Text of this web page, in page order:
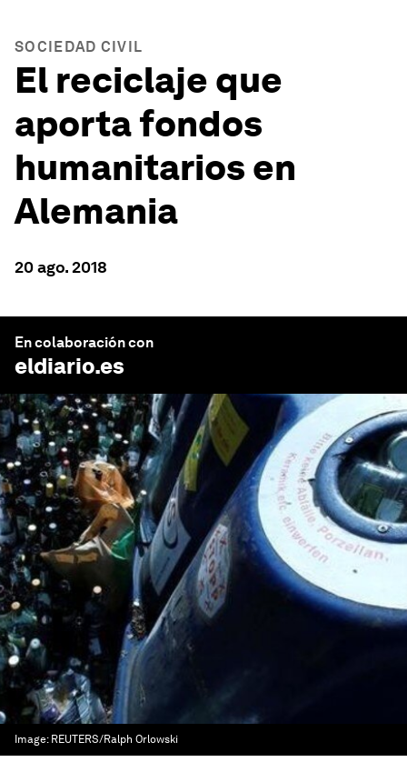
SOCIEDAD CIVIL
El reciclaje que
aporta fondos
humanitarios en
Alemania
20 ago. 2018
En colaboración con
eldiario.es
Image: REUTERS/Ralph Orlowski